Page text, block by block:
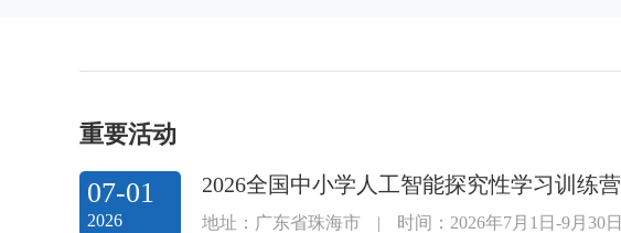
重要活动
07-01
2026
2026全国中小学人工智能探究性学习训练营
地址：广东省珠海市 | 时间：2026年7月1日-9月30日